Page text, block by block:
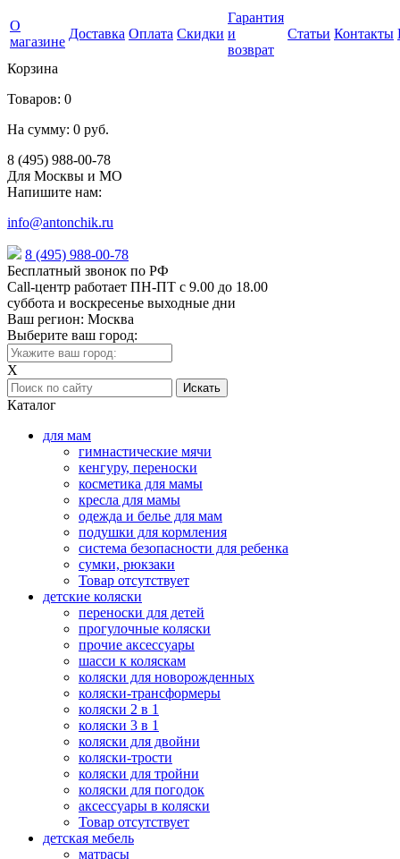
О
магазине
Доставка Оплата Скидки
Гарантия
и
возврат
Статьи Контакты
Корзина
Товаров: 0
На сумму: 0 руб.
8 (495) 988-00-78
Для Москвы и МО
Напишите нам:
info@antonchik.ru
8 (495) 988-00-78
Бесплатный звонок по РФ
Call-центр работает ПН-ПТ с 9.00 до 18.00
суббота и воскресенье выходные дни
Ваш регион: Москва
Выберите ваш город:
X
Каталог
для мам
гимнастические мячи
кенгуру, переноски
косметика для мамы
кресла для мамы
одежда и белье для мам
подушки для кормления
система безопасности для ребенка
сумки, рюкзаки
Товар отсутствует
детские коляски
переноски для детей
прогулочные коляски
прочие аксессуары
шасси к коляскам
коляски для новорожденных
коляски-трансформеры
коляски 2 в 1
коляски 3 в 1
коляски для двойни
коляски-трости
коляски для тройни
коляски для погодок
аксессуары в коляски
Товар отсутствует
детская мебель
матрасы